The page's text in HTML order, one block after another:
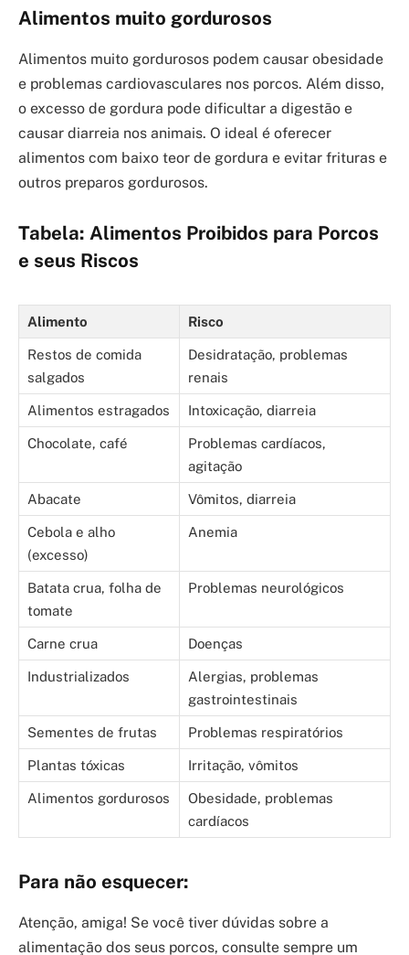
Alimentos muito gordurosos
Alimentos muito gordurosos podem causar obesidade
e problemas cardiovasculares nos porcos. Além disso,
o excesso de gordura pode dificultar a digestão e
causar diarreia nos animais. O ideal é oferecer
alimentos com baixo teor de gordura e evitar frituras e
outros preparos gordurosos.
Tabela: Alimentos Proibidos para Porcos
e seus Riscos
Alimento Risco
Restos de comida
salgados
Desidratação, problemas
renais
Alimentos estragados Intoxicação, diarreia
Chocolate, café
Problemas cardíacos,
agitação
Abacate Vômitos, diarreia
Cebola e alho
(excesso)
Anemia
Batata crua, folha de
tomate
Problemas neurológicos
Carne crua Doenças
Industrializados
Alergias, problemas
gastrointestinais
Sementes de frutas Problemas respiratórios
Plantas tóxicas Irritação, vômitos
Alimentos gordurosos
Obesidade, problemas
cardíacos
Para não esquecer:
Atenção, amiga! Se você tiver dúvidas sobre a
alimentação dos seus porcos, consulte sempre um